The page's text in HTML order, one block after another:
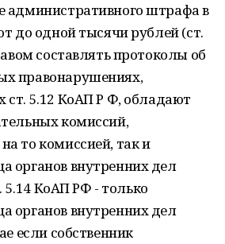
административного штрафа в
до одной тысячи рублей (ст.
составлять протоколы об
правонарушениях,
ст. 5.12 КоАП Р Ф, обладают
комиссий,
то комиссией, так и
органов внутренних дел
5.14 КоАП РФ - только
органов внутренних дел
если собственник